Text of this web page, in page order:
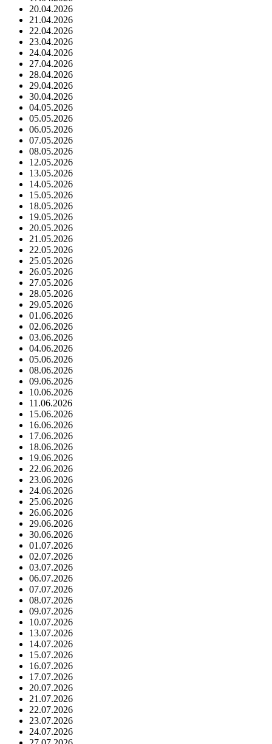
20.04.2026
21.04.2026
22.04.2026
23.04.2026
24.04.2026
27.04.2026
28.04.2026
29.04.2026
30.04.2026
04.05.2026
05.05.2026
06.05.2026
07.05.2026
08.05.2026
12.05.2026
13.05.2026
14.05.2026
15.05.2026
18.05.2026
19.05.2026
20.05.2026
21.05.2026
22.05.2026
25.05.2026
26.05.2026
27.05.2026
28.05.2026
29.05.2026
01.06.2026
02.06.2026
03.06.2026
04.06.2026
05.06.2026
08.06.2026
09.06.2026
10.06.2026
11.06.2026
15.06.2026
16.06.2026
17.06.2026
18.06.2026
19.06.2026
22.06.2026
23.06.2026
24.06.2026
25.06.2026
26.06.2026
29.06.2026
30.06.2026
01.07.2026
02.07.2026
03.07.2026
06.07.2026
07.07.2026
08.07.2026
09.07.2026
10.07.2026
13.07.2026
14.07.2026
15.07.2026
16.07.2026
17.07.2026
20.07.2026
21.07.2026
22.07.2026
23.07.2026
24.07.2026